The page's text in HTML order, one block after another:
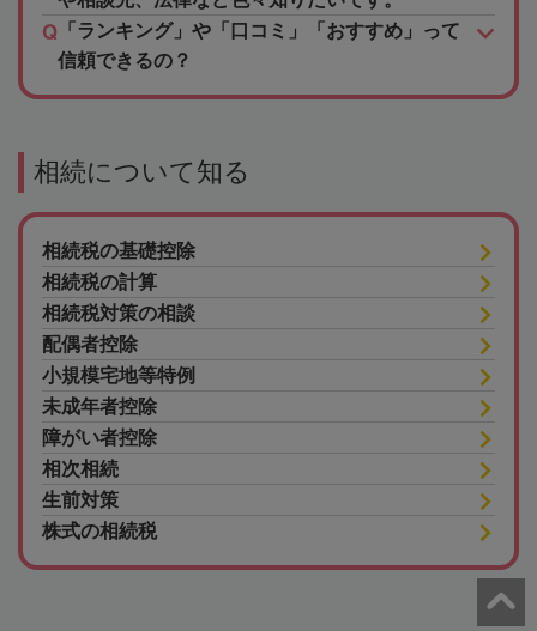
「ランキング」や「口コミ」「おすすめ」って
信頼できるの？
相続について知る
相続税の基礎控除
相続税の計算
相続税対策の相談
配偶者控除
小規模宅地等特例
未成年者控除
障がい者控除
相次相続
生前対策
株式の相続税